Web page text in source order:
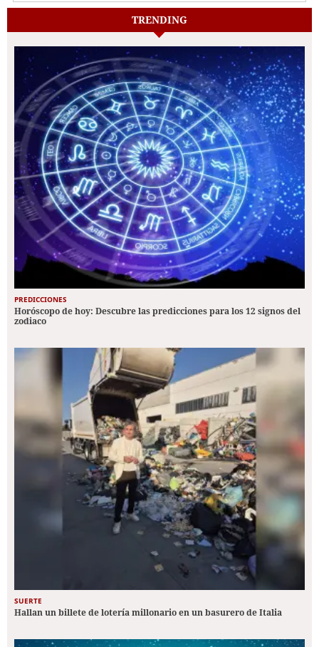
TRENDING
PREDICCIONES
Horóscopo de hoy: Descubre las predicciones para los 12 signos del
zodiaco
SUERTE
Hallan un billete de lotería millonario en un basurero de Italia